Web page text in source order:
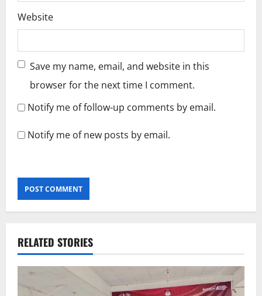
Website
Save my name, email, and website in this
browser for the next time I comment.
Notify me of follow-up comments by email.
Notify me of new posts by email.
RELATED STORIES